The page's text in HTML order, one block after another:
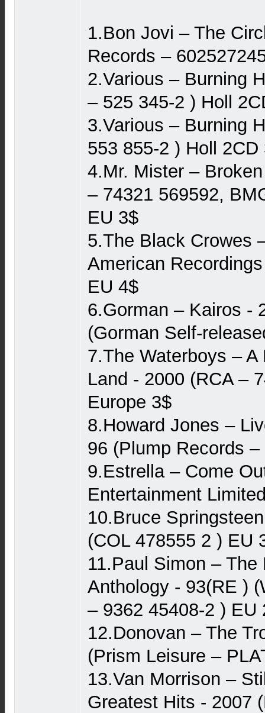
1.Bon Jovi ‎– The
Records ‎–
2.Various – Burning
– 525 345-2 ) Holl
3.Various – Burning
553 855-2 ) Holl 2CD
4.Mr. Mister –
‎– 74321 569592,
EU 3$
5.The Black Crowes
American
EU 4$
6.Gorman – Kairos -
(Gorman Self-
7.The Waterboys –
Land - 2000 (RCA –
Europe 3$
8.Howard Jones –
96 (Plump Records
9.Estrella – Come
Entertainment
10.Bruce
(COL 478555 2 ) EU
11.Paul Simon – The
Anthology - 93(RE )
– 9362 45408-2 ) EU
12.Donovan – The
(Prism Leisure –
13.Van Morrison –
Greatest Hits - 2007